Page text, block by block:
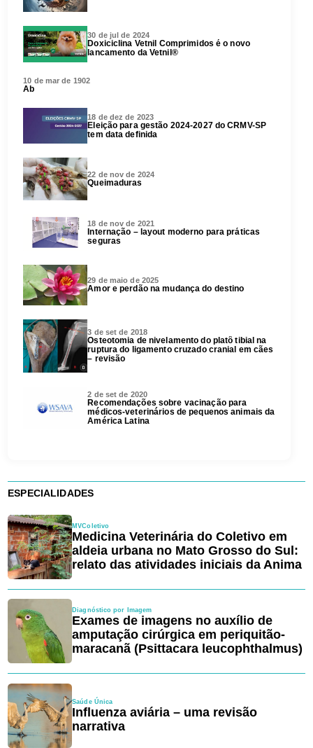
ESPECIALIDADES
MVColetivo
Medicina Veterinária do Coletivo em
aldeia urbana no Mato Grosso do Sul:
relato das atividades iniciais da Anima
Diagnóstico por Imagem
Exames de imagens no auxílio de
amputação cirúrgica em periquitão-
maracanã (Psittacara leucophthalmus)
Saúde Única
Influenza aviária – uma revisão
narrativa
30 de jul de 2024
Doxiciclina Vetnil Comprimidos é o novo
lancamento da Vetnil®
10 de mar de 1902
Ab
18 de dez de 2023
Eleição para gestão 2024-2027 do CRMV-SP
tem data definida
22 de nov de 2024
Queimaduras
18 de nov de 2021
Internação – layout moderno para práticas
seguras
29 de maio de 2025
Amor e perdão na mudança do destino
3 de set de 2018
Osteotomia de nivelamento do platô tibial na
ruptura do ligamento cruzado cranial em cães
– revisão
2 de set de 2020
Recomendações sobre vacinação para
médicos-veterinários de pequenos animais da
América Latina